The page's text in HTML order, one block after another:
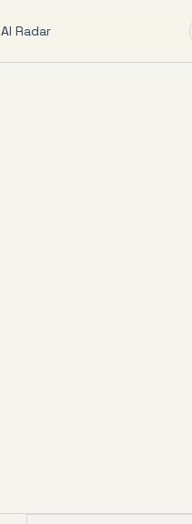
AI Radar